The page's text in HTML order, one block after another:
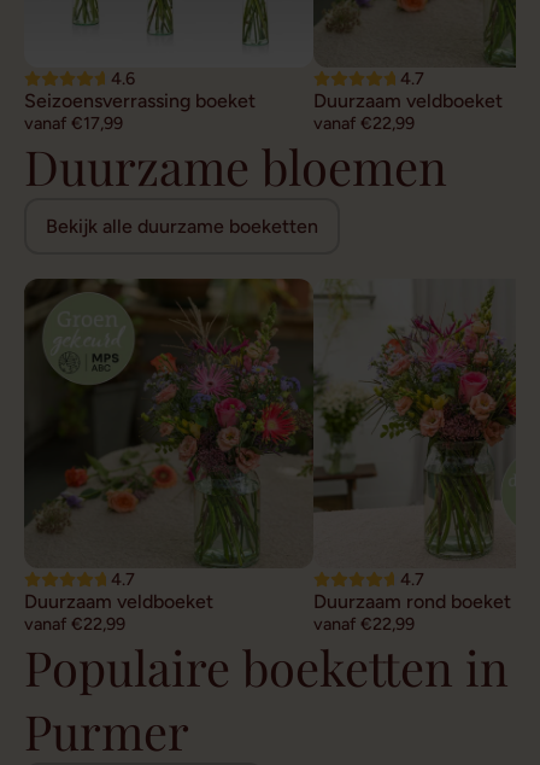
4.6
Seizoensverrassing boeket
vanaf €17,99
4.7
Duurzaam veldboeket
vanaf €22,99
Duurzame bloemen
Bekijk alle duurzame boeketten
4.7
Duurzaam veldboeket
vanaf €22,99
4.7
Duurzaam rond boeket
vanaf €22,99
Populaire boeketten in
Purmer